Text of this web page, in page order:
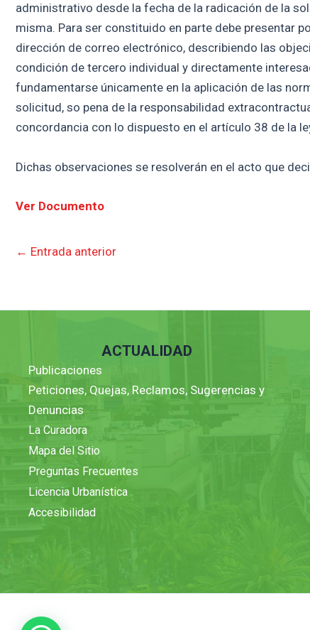
administrativo desde la fecha de la radicación de la
misma. Para ser constituido en parte debe presentar
dirección de correo electrónico, describiendo las
condición de tercero individual y directamente
fundamentarse únicamente en la aplicación de las
solicitud, so pena de la responsabilidad
concordancia con lo dispuesto en el artículo 38 de la
Dichas observaciones se resolverán en el acto que
Ver Documento
← Entrada anterior
ACTUALIDAD
Publicaciones
Peticiones, Quejas, Reclamos, Sugerencias y
Denuncias
La Curadora
Mapa del Sitio
Preguntas Frecuentes
Licencia Urbanística
Accesibilidad